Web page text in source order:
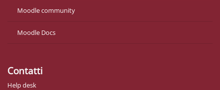
Moodle community
Moodle Docs
Contatti
Help desk